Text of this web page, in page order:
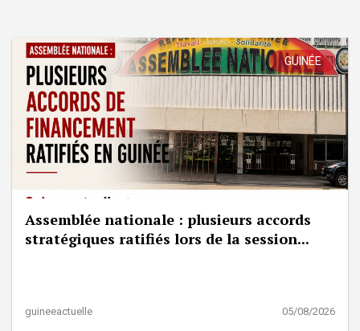
GUINÉE
Assemblée nationale : plusieurs accords
stratégiques ratifiés lors de la session...
guineeactuelle 05/08/2026